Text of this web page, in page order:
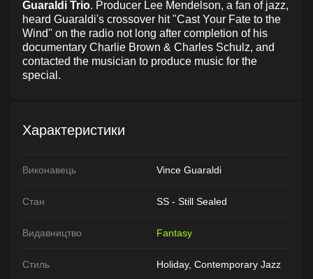
Guaraldi Trio. Producer Lee Mendelson, a fan of jazz,
heard Guaraldi's crossover hit "Cast Your Fate to the
Wind" on the radio not long after completion of his
documentary Charlie Brown & Charles Schulz, and
contacted the musician to produce music for the
special.
Характеристики
Виконавець Vince Guaraldi
Стан SS - Still Sealed
Видавництво Fantasy
Стиль Holiday, Contemporary Jazz